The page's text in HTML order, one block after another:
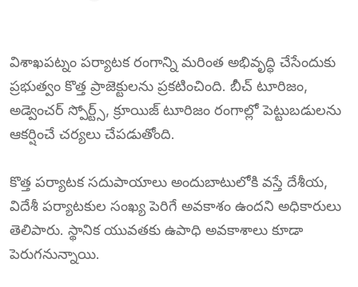
విశాఖపట్నం పర్యాటక రంగాన్ని మరింత అభివృద్ధి చేసేందుకు
ప్రభుత్వం కొత్త ప్రాజెక్టులను ప్రకటించింది. బీచ్ టూరిజం,
అడ్వెంచర్ స్పోర్ట్స్, క్రూయిజ్ టూరిజం రంగాల్లో పెట్టుబడులను
ఆకర్షించే చర్యలు చేపడుతోంది.
కొత్త పర్యాటక సదుపాయాలు అందుబాటులోకి వస్తే దేశీయ,
విదేశీ పర్యాటకుల సంఖ్య పెరిగే అవకాశం ఉందని అధికారులు
తెలిపారు. స్థానిక యువతకు ఉపాధి అవకాశాలు కూడా
పెరుగనున్నాయి.